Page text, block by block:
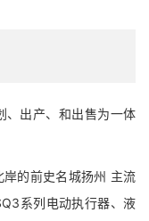
出产、和出售为一体
的前史名城扬州 主流
系列电动执行器、液